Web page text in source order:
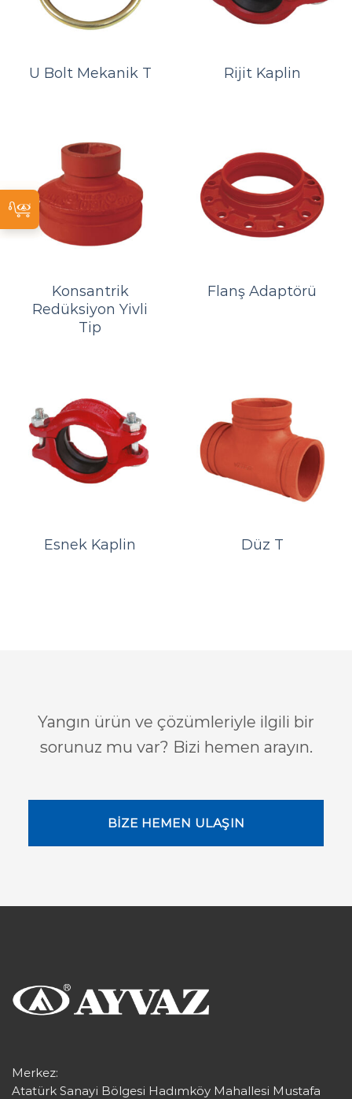
U Bolt Mekanik T Rijit Kaplin
Konsantrik
Redüksiyon Yivli
Tip
Flanş Adaptörü
Esnek Kaplin Düz T
Yangın ürün ve çözümleriyle ilgili bir
sorunuz mu var? Bizi hemen arayın.
BİZE HEMEN ULAŞIN
Merkez:
Atatürk Sanayi Bölgesi Hadımköy Mahallesi Mustafa